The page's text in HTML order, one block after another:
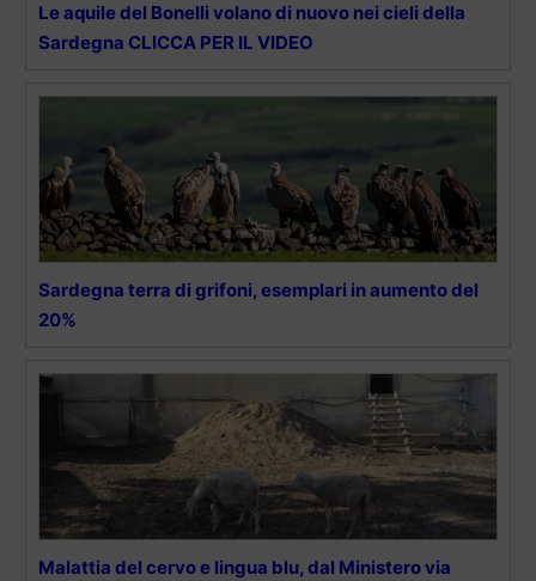
Le aquile del Bonelli volano di nuovo nei cieli della
Sardegna CLICCA PER IL VIDEO
Sardegna terra di grifoni, esemplari in aumento del
20%
Malattia del cervo e lingua blu, dal Ministero via